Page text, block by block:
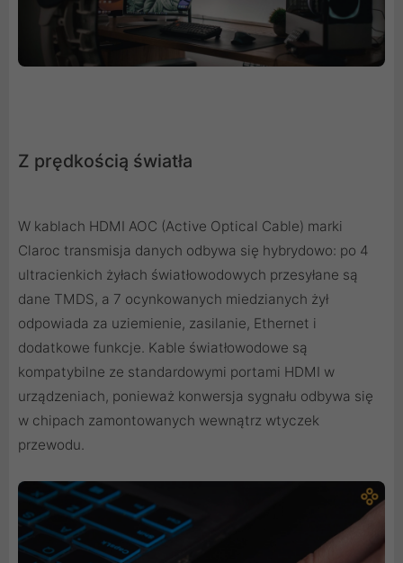
Z prędkością światła
W kablach HDMI AOC (Active Optical Cable) marki
Claroc transmisja danych odbywa się hybrydowo: po 4
ultracienkich żyłach światłowodowych przesyłane są
dane TMDS, a 7 ocynkowanych miedzianych żył
odpowiada za uziemienie, zasilanie, Ethernet i
dodatkowe funkcje. Kable światłowodowe są
kompatybilne ze standardowymi portami HDMI w
urządzeniach, ponieważ konwersja sygnału odbywa się
w chipach zamontowanych wewnątrz wtyczek
przewodu.